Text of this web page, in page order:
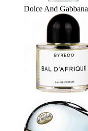
Dolce And Gabbana